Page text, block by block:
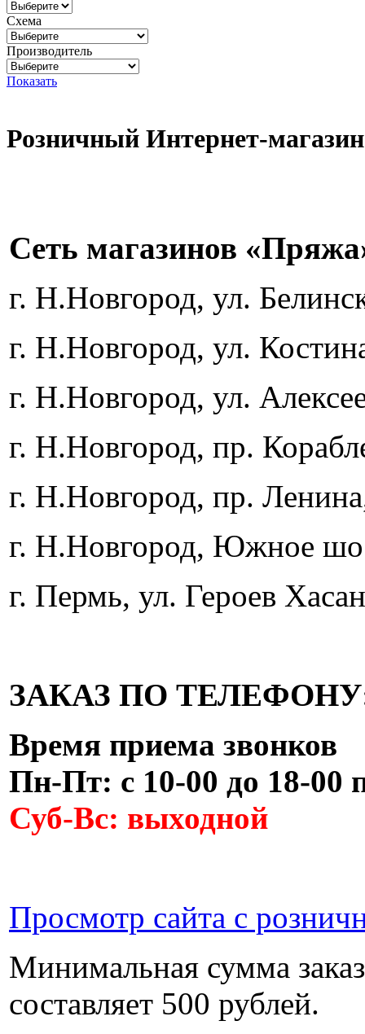
Схема
Производитель
Показать
Розничный Интернет-магазин
Сеть магазинов
г. Н.Новгород, ул.
г. Н.Новгород, ул.
г. Н.Новгород, ул.
г. Н.Новгород, пр.
г. Н.Новгород, пр.
г. Н.Новгород, Южное
г. Пермь, ул. Героев
ЗАКАЗ ПО ТЕЛЕФОНУ:
Время приема звонков
Пн-Пт: с 10-00 до 18-00
Суб-Вс: выходной
Просмотр сайта с
Минимальная сумма
составляет 500 рублей.